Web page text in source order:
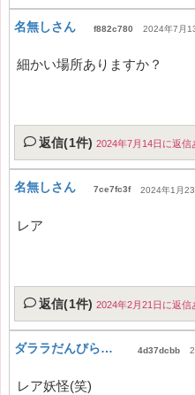
名無しさん f882c780 2024年7月
細かい場所ありますか？
返信(1件) 2024年7月14日に返信
名無しさん 7ce7fc3f 2024年1月23
レア
返信(1件) 2024年2月21日に返信
ダララだんびら出てくるな 4d37dcbb
レア妖怪(笑)